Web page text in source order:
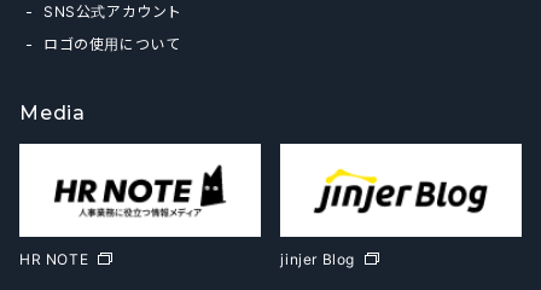
SNS公式アカウント
ロゴの使用について
Media
HR NOTE jinjer Blog